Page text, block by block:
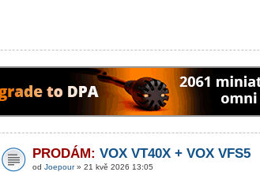
PRODÁM: VOX VT40X + VOX VFS5
od Joepour» 21 kvě 2026 13:05